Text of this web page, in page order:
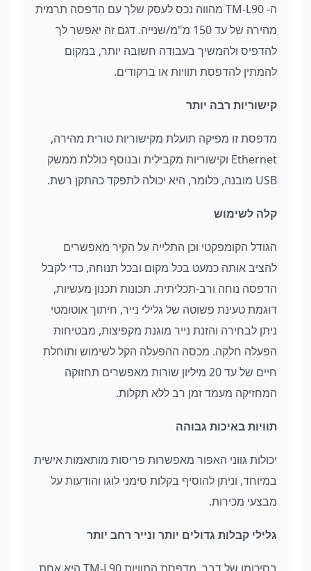
ה- TM-L90 מהווה נכס לעסק שלך עם הדפסה תרמית
מהירה של עד 150 מ"מ/שנייה. דגם זה יאפשר לך
להדפיס ולהמשיך בעבודה חשובה יותר, במקום
להמתין להדפסת תוויות או ברקודים.
קישוריות רבה יותר
מדפסת זו מפיקה תועלת מקישוריות טורית מהירה,
Ethernet וקישוריות מקבילית ובנוסף כוללת ממשק
USB מובנה, כלומר, היא יכולה לתפקד כהתקן רשת.
קלה לשימוש
הגודל הקומפקטי וכן התלייה על הקיר מאפשרים
להציב אותה כמעט בכל מקום ובכל תנוחה, כדי לקבל
הדפסה נוחה ורב-תכליתית. תכונות תכנון מעשיות,
דוגמת טעינת פשוטה של גלילי נייר, חיתוך אוטומטי
ניתן לבחירה והזנת נייר מוגנת מקפיצות, מבטיחות
הפעלה חלקה. מכסה ההפעלה הקל לשימוש ותוחלת
חיים של עד 20 מיליון שורות מאפשרים תחזוקה
המחזיקה מעמד זמן רב ללא תקלות.
תוויות באיכות גבוהה
יכולות גווני האפור מאפשרות פריסות מותאמות אישית
במיוחד, וניתן להוסיף בקלות סימני לוגו והודעות על
מבצעי מכירות.
גלילי קבלות גדולים יותר ונייר רחב יותר
בסיכומו של דבר, מדפסת התוויות TM-L90 היא אחת